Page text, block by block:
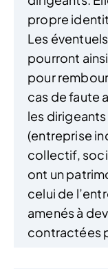
propre
Les
pourront
pour
cas de faute
les
(entreprise
collectif,
ont un
celui de
amenés à
contractées